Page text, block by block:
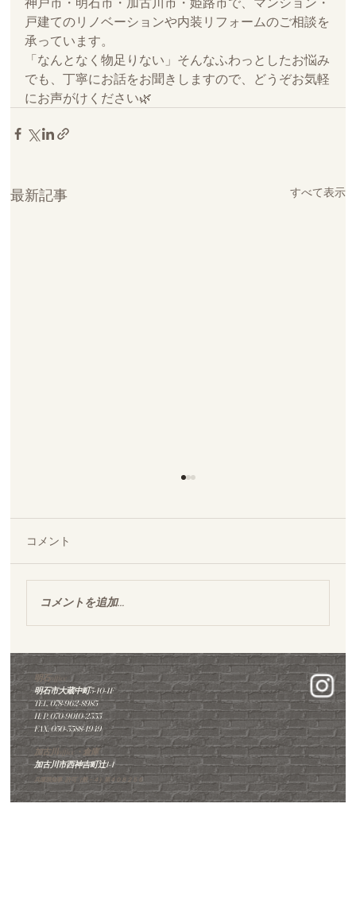
戸建てのリノベーションや内装リフォームのご相談を
承っています。
「なんとなく物足りない」そんなふわっとしたお悩み
でも、丁寧にお話をお聞きしますので、どうぞお気軽
にお声がけください🌿
最新記事 すべて表示
明石市｜築35年マンショントイレ｜タン
ポポで華やかに新しく、他では難しいと
された工事が完成しました。
コメント
コメントを追加…
明石office
明石市大蔵中町3-10-1F
TEL. 078-962-8985
​H. P. 070-9010-2353
FAX. 050-3588-1949
加古川office・倉庫
加古川市西神吉町辻1-1
兵庫県知事 許可（般－４）第４０８２５６